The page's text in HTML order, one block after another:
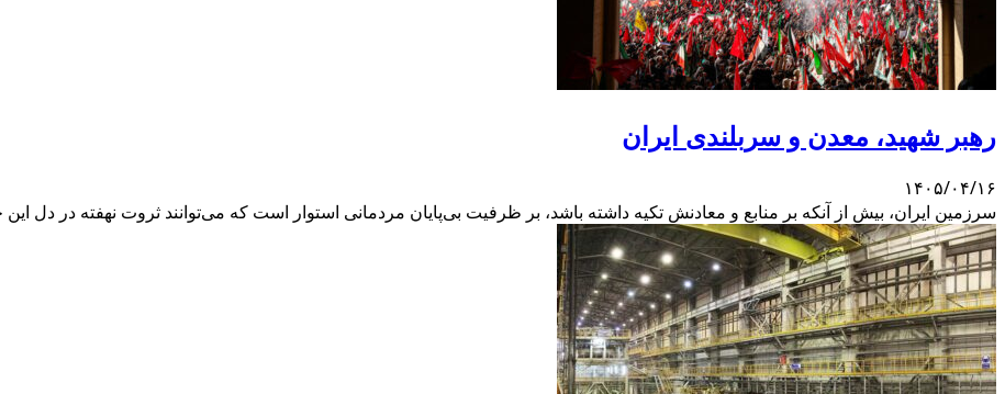
رهبر شهید، معدن و سربلندی ایران
۱۴۰۵/۰۴/۱۶
سرزمین ایران، بیش از آنکه بر منابع و معادنش تکیه داشته باشد، بر ظرفیت بی‌پایان مردمانی استوار است که می‌توانند ثروت نهفته در دل این